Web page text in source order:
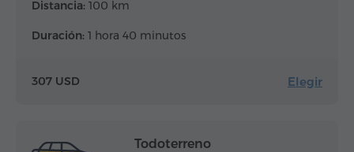
Distancia: 100 km
Duración: 1 hora 40 minutos
307 USD Elegir
Todoterreno